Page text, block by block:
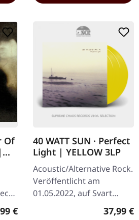
Of
Preis:
€
40 WATT SUN · Perfect
Light | YELLOW 3LP
Acoustic/Alternative Rock.
Veröffentlicht am
01.05.2022, auf Svart
Records. Gelbes Doppel-
Vinyl im Gatefold-Cover
37,99 €